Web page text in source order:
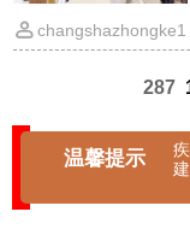
changshazhongke1
287
温馨提示